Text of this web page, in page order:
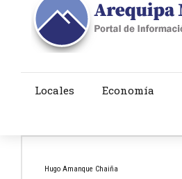
Locales Economía
Hugo Amanque Chaiña